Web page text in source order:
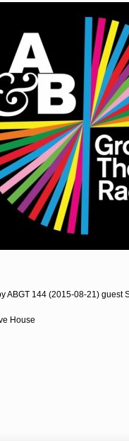
ABGT 144 (2015-08-21) guest
House